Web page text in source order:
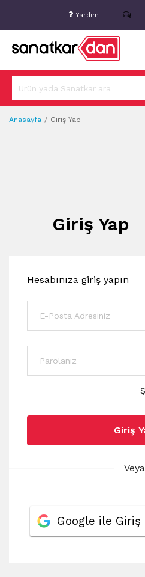
Yardım
Anasayfa Giriş Yap
Giriş Yap
Hesabınıza giriş yapın
Giriş
Veya
Google ile Giriş